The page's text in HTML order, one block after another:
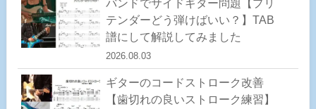
バンドでサイドギター問題【プリ
テンダーどう弾けばいい？】TAB
譜にして解説してみました
2026.08.03
ギターのコードストローク改善
【歯切れの良いストローク練習】